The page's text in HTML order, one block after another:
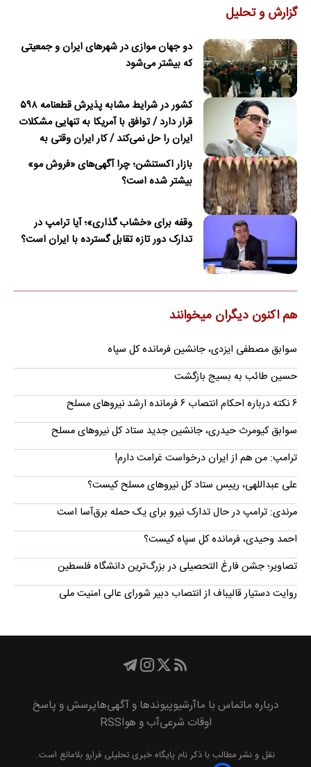
گزارش و تحلیل
دو جهان موازی در شهرهای ایران و جمعیتی
که بیشتر می‌شود
کشور در شرایط مشابه پذیرش قطعنامه ۵۹۸
قرار دارد / توافق با آمریکا به تنهایی مشکلات
ایران را حل نمی‌کند / کار ایران وقتی به
امضای ترکمانچای رسید که دیگر چاره‌ای نبود
بازار اکستنشن؛ چرا آگهی‌های «فروش مو»
بیشتر شده است؟
وقفه برای «خشاب گذاری»؛ آیا ترامپ در
تدارک دور تازه تقابل گسترده با ایران است؟
هم اکنون دیگران میخوانند
سوابق مصطفی ایزدی، جانشین فرمانده کل سپاه
حسین طائب به بسیج بازگشت
۶ نکته درباره احکام انتصاب ۶ فرمانده ارشد نیروهای مسلح
سوابق کیومرث حیدری، جانشین جدید ستاد کل نیروهای مسلح
ترامپ: من هم از ایران درخواست غرامت دارم!
علی عبداللهی، رییس ستاد کل نیروهای مسلح کیست؟
مرندی: ترامپ در حال تدارک نیرو برای یک حمله برق‌آسا است
احمد وحیدی، فرمانده کل سپاه کیست؟
تصاویر؛ جشن فارغ التحصیلی در بزرگ‌ترین دانشگاه فلسطین
روایت دستیار قالیباف از انتصاب دبیر شورای عالی امنیت ملی
درباره ماتماس با ماآرشیوپیوند‌ها و آگهی‌هاپرسش و پاسخ
اوقات شرعیآب و هواRSS
نقل و نشر مطالب با ذکر نام پايگاه خبری تحليلی فرارو بلامانع است.